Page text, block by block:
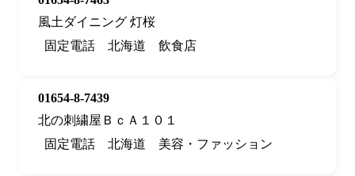
風土ダイニング 灯桜
固定電話
北海道 飲食店
01654-8-7439
北の刺繍屋ＢｃＡ１０１
固定電話
北海道 美容・ファッション